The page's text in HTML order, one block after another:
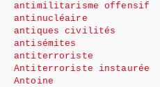
antimilitarisme offensif
antinucléaire
antiques civilités
antisémites
antiterroriste
Antiterroriste instaurée
Antoine